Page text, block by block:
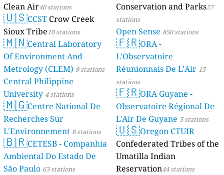
Clean Air40 stations
🇺🇸CCST Crow Creek
Sioux Tribe10 stations
🇲🇳Central Laboratory
Of Environment And
Metrology (CLEM) 9 stations
Central Philippine
University 4 stations
🇲🇬Centre National De
Recherches Sur
L'Environnement 8 stations
🇧🇷CETESB - Companhia
Ambiental Do Estado De
São Paulo 63 stations
Conservation and Parks27
stations
Open Sense 850 stations
🇫🇷ORA -
L'Observatoire
Réunionnais De L’Air 15
stations
🇫🇷ORA Guyane -
Observatoire Régional De
L'Air De Guyane 5 stations
🇺🇸Oregon CTUIR
Confederated Tribes of the
Umatilla Indian
Reservation44 stations